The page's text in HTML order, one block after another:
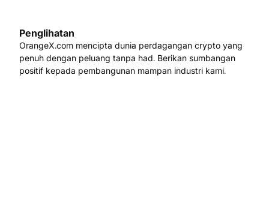
Penglihatan
OrangeX.com mencipta dunia perdagangan crypto yang
penuh dengan peluang tanpa had. Berikan sumbangan
positif kepada pembangunan mampan industri kami.